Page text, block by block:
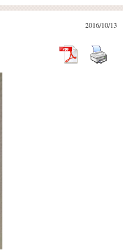
2016/10/13